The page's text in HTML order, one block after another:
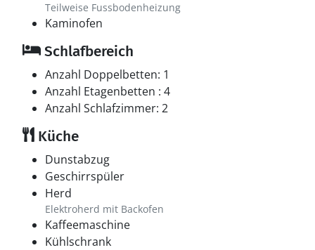
Teilweise Fussbodenheizung
Kaminofen
Schlafbereich
Anzahl Doppelbetten: 1
Anzahl Etagenbetten : 4
Anzahl Schlafzimmer: 2
Küche
Dunstabzug
Geschirrspüler
Herd
Elektroherd mit Backofen
Kaffeemaschine
Kühlschrank